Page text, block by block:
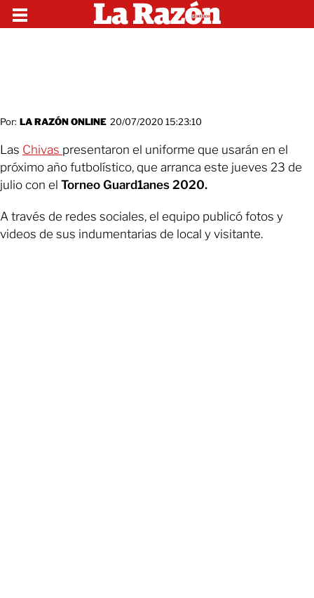
Por: LA RAZÓN ONLINE 20/07/2020 15:23:10
Las Chivas presentaron el uniforme que usarán en el
próximo año futbolístico, que arranca este jueves 23 de
julio con el Torneo Guard1anes 2020.
A través de redes sociales, el equipo publicó fotos y
videos de sus indumentarias de local y visitante.